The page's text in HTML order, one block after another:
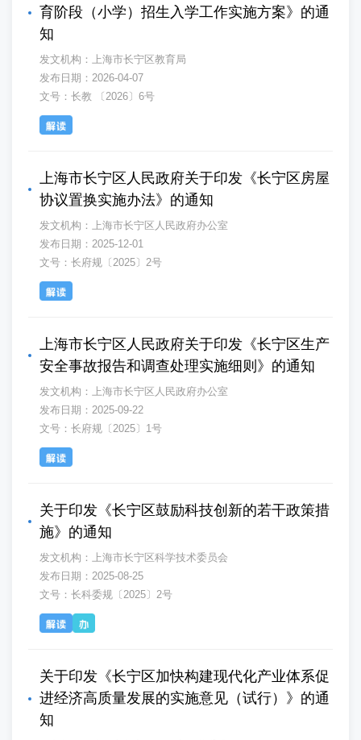
育阶段（小学）招生入学工作实施方案》的通
知
发文机构：上海市长宁区教育局
发布日期：2026-04-07
文号：长教 〔2026〕6号
上海市长宁区人民政府关于印发《长宁区房屋
协议置换实施办法》的通知
发文机构：上海市长宁区人民政府办公室
发布日期：2025-12-01
文号：长府规〔2025〕2号
上海市长宁区人民政府关于印发《长宁区生产
安全事故报告和调查处理实施细则》的通知
发文机构：上海市长宁区人民政府办公室
发布日期：2025-09-22
文号：长府规〔2025〕1号
关于印发《长宁区鼓励科技创新的若干政策措
施》的通知
发文机构：上海市长宁区科学技术委员会
发布日期：2025-08-25
文号：长科委规〔2025〕2号
关于印发《长宁区加快构建现代化产业体系促
进经济高质量发展的实施意见（试行）》的通
知